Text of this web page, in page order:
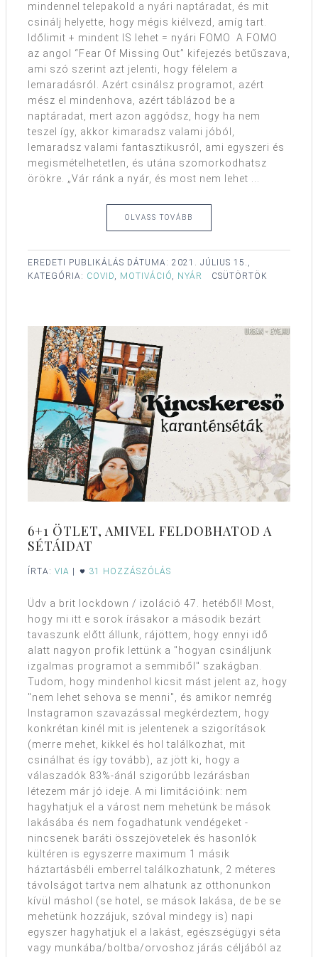
mindennel telepakold a nyári naptáradat, és mit
csinálj helyette, hogy mégis kiélvezd, amíg tart.
Időlimit + mindent IS lehet = nyári FOMO A FOMO
az angol “Fear Of Missing Out” kifejezés betűszava,
ami szó szerint azt jelenti, hogy félelem a
lemaradásról. Azért csinálsz programot, azért
mész el mindenhova, azért táblázod be a
naptáradat, mert azon aggódsz, hogy ha nem
teszel így, akkor kimaradsz valami jóból,
lemaradsz valami fantasztikusról, ami egyszeri és
megismételhetetlen, és utána szomorkodhatsz
örökre. „Vár ránk a nyár, és most nem lehet ...
OLVASS TOVÁBB
EREDETI PUBLIKÁLÁS DÁTUMA: 2021. JÚLIUS 15.,
CSÜTÖRTÖK
KATEGÓRIA: COVID, MOTIVÁCIÓ, NYÁR
6+1 ÖTLET, AMIVEL FELDOBHATOD A
SÉTÁIDAT
ÍRTA: VIA 31 HOZZÁSZÓLÁS
Üdv a brit lockdown / izoláció 47. hetéből! Most,
hogy mi itt e sorok írásakor a második bezárt
tavaszunk előtt állunk, rájöttem, hogy ennyi idő
alatt nagyon profik lettünk a "hogyan csináljunk
izgalmas programot a semmiből" szakágban.
Tudom, hogy mindenhol kicsit mást jelent az, hogy
"nem lehet sehova se menni", és amikor nemrég
Instagramon szavazással megkérdeztem, hogy
konkrétan kinél mit is jelentenek a szigorítások
(merre mehet, kikkel és hol találkozhat, mit
csinálhat és így tovább), az jött ki, hogy a
válaszadók 83%-ánál szigorúbb lezárásban
létezem már jó ideje. A mi limitációink: nem
hagyhatjuk el a várost nem mehetünk be mások
lakásába és nem fogadhatunk vendégeket -
nincsenek baráti összejövetelek és hasonlók
kültéren is egyszerre maximum 1 másik
háztartásbéli emberrel találkozhatunk, 2 méteres
távolságot tartva nem alhatunk az otthonunkon
kívül máshol (se hotel, se mások lakása, de be se
mehetünk hozzájuk, szóval mindegy is) napi
egyszer hagyhatjuk el a lakást, egészségügyi séta
vagy munkába/boltba/orvoshoz járás céljából az